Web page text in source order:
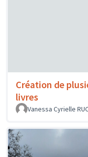
Création de
livres
Vanessa Cyrielle